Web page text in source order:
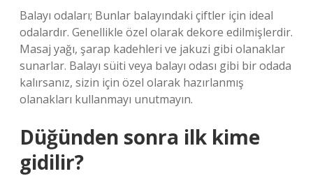
Balayı odaları; Bunlar balayındaki çiftler için ideal
odalardır. Genellikle özel olarak dekore edilmişlerdir.
Masaj yağı, şarap kadehleri ​​ve jakuzi gibi olanaklar
sunarlar. Balayı süiti veya balayı odası gibi bir odada
kalırsanız, sizin için özel olarak hazırlanmış
olanakları kullanmayı unutmayın.
Düğünden sonra ilk kime
gidilir?